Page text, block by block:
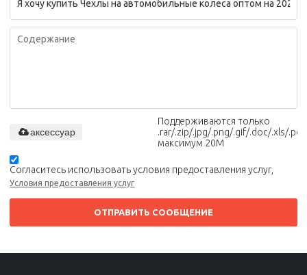
Поддерживаются только
.rar/.zip/.jpg/.png/.gif/.doc/.xls/.pdf,
максимум 20M
аксессуар
Согласитесь использовать условия предоставления услуг,
Условия предоставления услуг
ОТПРАВИТЬ СООБЩЕНИЕ